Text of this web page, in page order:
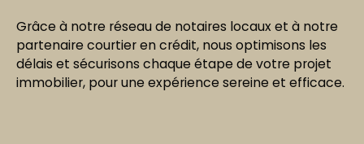
Grâce à notre réseau de notaires locaux et à notre
partenaire courtier en crédit, nous optimisons les
délais et sécurisons chaque étape de votre projet
immobilier, pour une expérience sereine et efficace.